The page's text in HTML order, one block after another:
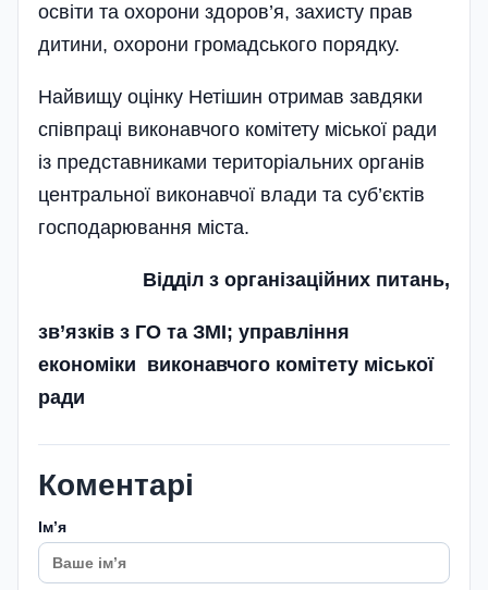
освіти та охорони здоров’я, захисту прав
дитини, охорони громадського порядку.
Найвищу оцінку Нетішин отримав завдяки
співпраці виконавчого комітету міської ради
із представниками територіальних органів
центральної виконавчої влади та суб’єктів
господарювання міста.
Відділ з організаційних питань,
зв’язків з ГО та ЗМІ; управління
економіки виконавчого комітету міської
ради
Коментарі
Імʼя